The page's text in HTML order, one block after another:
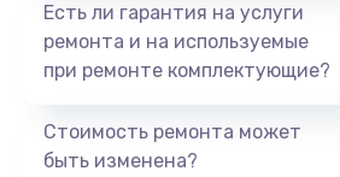
Есть ли гарантия на услуги
ремонта и на используемые
при ремонте комплектующие?
Стоимость ремонта может
быть изменена?